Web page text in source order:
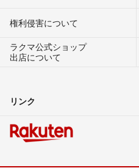
権利侵害について
ラクマ公式ショップ
出店について
リンク